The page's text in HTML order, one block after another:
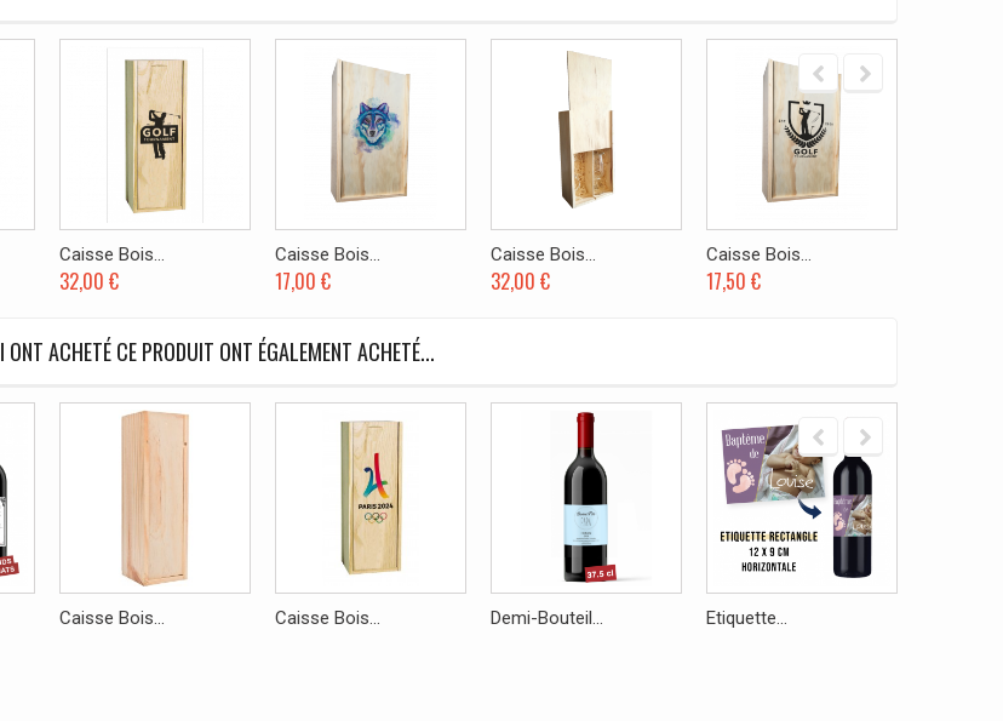
Caisse Bois...
32,00 €
Caisse Bois...
17,00 €
Caisse Bois...
32,00 €
Caisse Bois...
17,50 €
ACHETÉ CE PRODUIT ONT ÉGALEMENT ACHETÉ...
Caisse Bois... Caisse Bois... Demi-Bouteil... Etiquette...